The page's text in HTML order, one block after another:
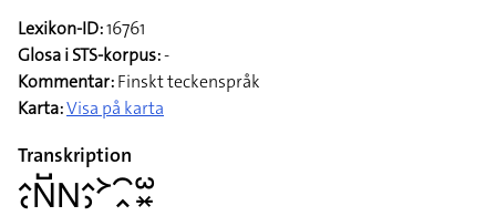
Lexikon-ID:16761
Glosa i STS-korpus:-
Kommentar:Finskt teckenspråk
Karta:Visa på karta
Transkription
􌤵􌥗􌥌􌤹􌥌􌤵􌤶􌦅􌥯􌥿􌥱􌦂